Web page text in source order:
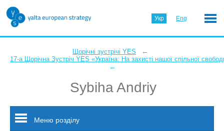
Укр Eng
Щорічні зустрічі YES ←
17-а Щорічна Зустріч YES «Україна: На захисті нашої спільної
←
Sybiha Andriy
Меню розділу